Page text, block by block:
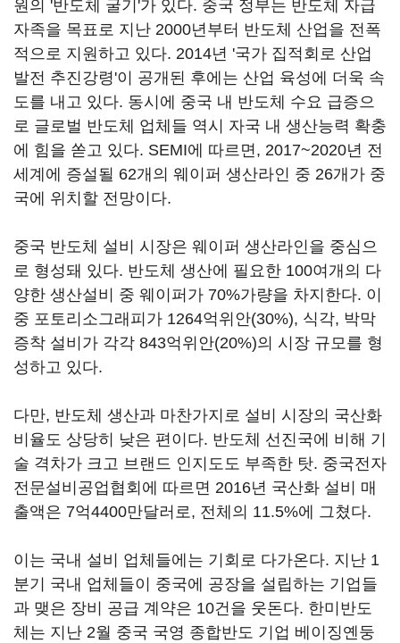
원의 '반도체 굴기'가 있다. 중국 정부는 반도체 자급
자족을 목표로 지난 2000년부터 반도체 산업을 전폭
적으로 지원하고 있다. 2014년 '국가 집적회로 산업
발전 추진강령'이 공개된 후에는 산업 육성에 더욱 속
도를 내고 있다. 동시에 중국 내 반도체 수요 급증으
로 글로벌 반도체 업체들 역시 자국 내 생산능력 확충
에 힘을 쏟고 있다. SEMI에 따르면, 2017~2020년 전
세계에 증설될 62개의 웨이퍼 생산라인 중 26개가 중
국에 위치할 전망이다.
중국 반도체 설비 시장은 웨이퍼 생산라인을 중심으
로 형성돼 있다. 반도체 생산에 필요한 100여개의 다
양한 생산설비 중 웨이퍼가 70%가량을 차지한다. 이
중 포토리소그래피가 1264억위안(30%), 식각, 박막
증착 설비가 각각 843억위안(20%)의 시장 규모를 형
성하고 있다.
다만, 반도체 생산과 마찬가지로 설비 시장의 국산화
비율도 상당히 낮은 편이다. 반도체 선진국에 비해 기
술 격차가 크고 브랜드 인지도도 부족한 탓. 중국전자
전문설비공업협회에 따르면 2016년 국산화 설비 매
출액은 7억4400만달러로, 전체의 11.5%에 그쳤다.
이는 국내 설비 업체들에는 기회로 다가온다. 지난 1
분기 국내 업체들이 중국에 공장을 설립하는 기업들
과 맺은 장비 공급 계약은 10건을 웃돈다. 한미반도
체는 지난 2월 중국 국영 종합반도 기업 베이징옌둥